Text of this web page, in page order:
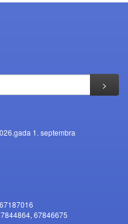
1. septembra
67846675